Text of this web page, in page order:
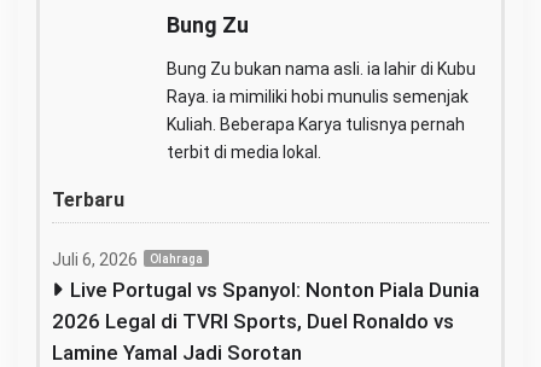
Bung Zu
Bung Zu bukan nama asli. ia lahir di Kubu
Raya. ia mimiliki hobi munulis semenjak
Kuliah. Beberapa Karya tulisnya pernah
terbit di media lokal.
Terbaru
Juli 6, 2026 Olahraga
Live Portugal vs Spanyol: Nonton Piala Dunia
2026 Legal di TVRI Sports, Duel Ronaldo vs
Lamine Yamal Jadi Sorotan